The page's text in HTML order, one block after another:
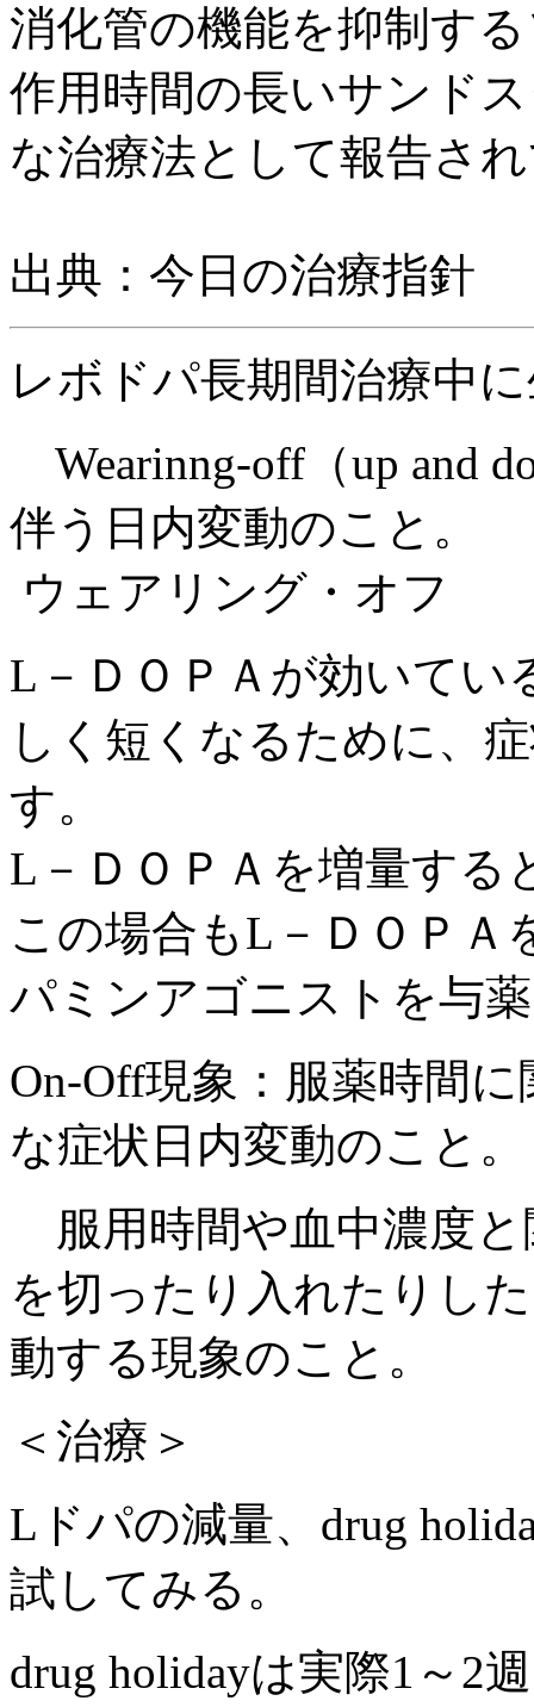
消化管の機能を抑制す
作用時間の長いサンド
な治療法として報告さ
出典：今日の治療指針
レボドパ長期間治療中
Wearinng-off（up and
伴う日内変動のこと。
ウェアリング・オフ
L－ＤＯＰＡが効いてい
しく短くなるために、
す。
L－ＤＯＰＡを増量する
この場合もL－ＤＯＰＡ
パミンアゴニストを与
On-Off現象：服薬時間
な症状日内変動のこと。
服用時間や血中濃度
を切ったり入れたりし
動する現象のこと。
＜治療＞
Lドパの減量、drug
試してみる。
drug holidayは実際1～2